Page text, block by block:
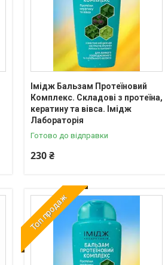
Імідж Бальзам Протеїновий
Комплекс. Складові з протеїна,
кератину та вівса. Імідж
Лабораторія
Готово до відправки
230 ₴
Топ продаж